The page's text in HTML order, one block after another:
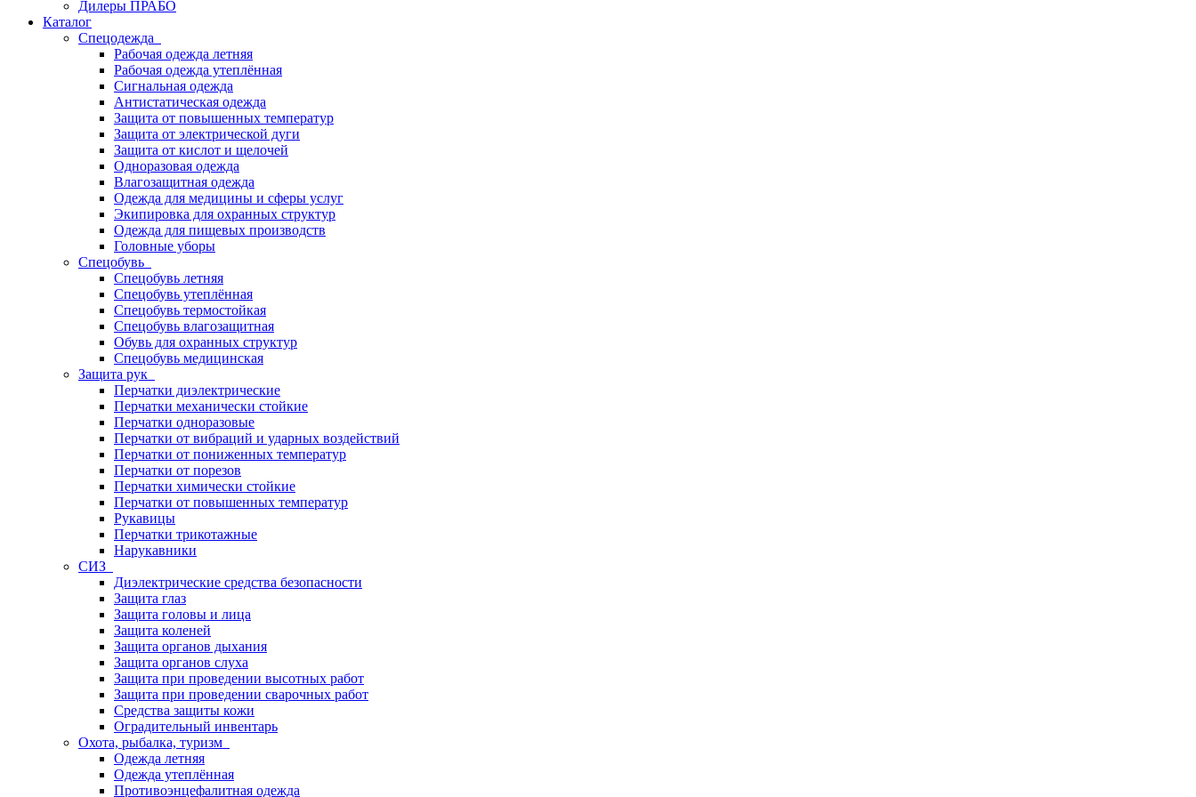
Дилеры ПРАБО
Каталог
Спецодежда
Рабочая одежда летняя
Рабочая одежда утеплённая
Сигнальная одежда
Антистатическая одежда
Защита от повышенных температур
Защита от электрической дуги
Защита от кислот и щелочей
Одноразовая одежда
Влагозащитная одежда
Одежда для медицины и сферы услуг
Экипировка для охранных структур
Одежда для пищевых производств
Головные уборы
Спецобувь
Спецобувь летняя
Спецобувь утеплённая
Спецобувь термостойкая
Спецобувь влагозащитная
Обувь для охранных структур
Спецобувь медицинская
Защита рук
Перчатки диэлектрические
Перчатки механически стойкие
Перчатки одноразовые
Перчатки от вибраций и ударных воздействий
Перчатки от пониженных температур
Перчатки от порезов
Перчатки химически стойкие
Перчатки от повышенных температур
Рукавицы
Перчатки трикотажные
Нарукавники
СИЗ
Диэлектрические средства безопасности
Защита глаз
Защита головы и лица
Защита коленей
Защита органов дыхания
Защита органов слуха
Защита при проведении высотных работ
Защита при проведении сварочных работ
Средства защиты кожи
Оградительный инвентарь
Охота, рыбалка, туризм
Одежда летняя
Одежда утеплённая
Противоэнцефалитная одежда